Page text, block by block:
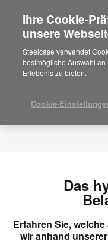
Are
Would
your
Americas
Español
Das
Erfahren Sie,
wir anhand
Ihre Cookie-
unsere
Steelcase verwendet
bestmögliche Auswahl
Erlebenis zu bieten.
Cookie-